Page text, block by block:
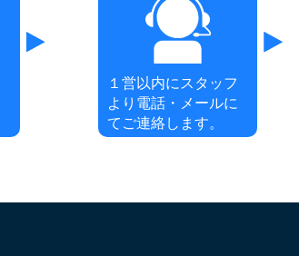
１営以内にスタッフ
より電話・メールに
てご連絡します。